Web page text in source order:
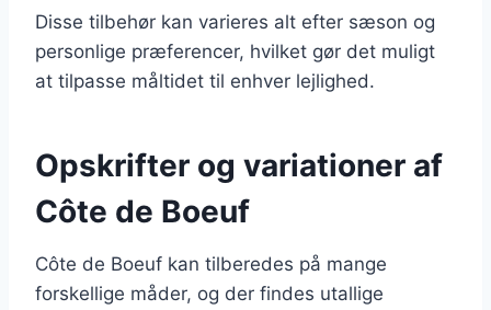
Disse tilbehør kan varieres alt efter sæson og
personlige præferencer, hvilket gør det muligt
at tilpasse måltidet til enhver lejlighed.
Opskrifter og variationer af
Côte de Boeuf
Côte de Boeuf kan tilberedes på mange
forskellige måder, og der findes utallige